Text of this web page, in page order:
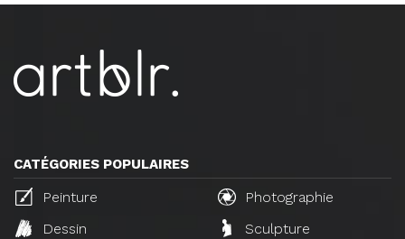
CATÉGORIES POPULAIRES
Peinture
Photographie
Dessin
Sculpture